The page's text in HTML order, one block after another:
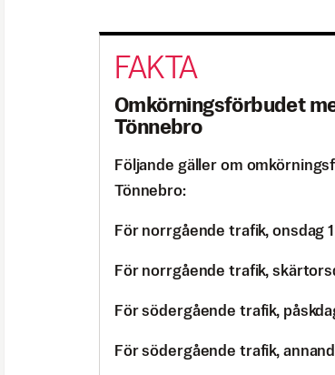
Omkörningsförbudet
Tönnebro
Följande gäller om
Tönnebro:
För norrgående trafik, onsdag
För norrgående trafik,
För södergående trafik,
För södergående trafik,